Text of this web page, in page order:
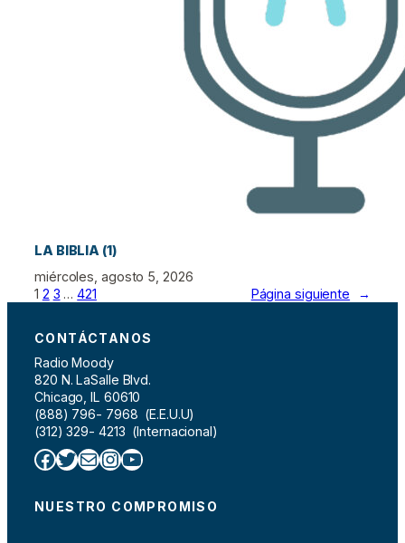
LA BIBLIA (1)
miércoles, agosto 5, 2026
1 2 3 … 421 Página siguiente →
CONTÁCTANOS
Radio Moody
820 N. LaSalle Blvd.
Chicago, IL 60610
(888) 796- 7968 (E.E.U.U)
(312) 329- 4213 (Internacional)
Facebook Twitter Correo electrónico InstagramYouTube
NUESTRO COMPROMISO